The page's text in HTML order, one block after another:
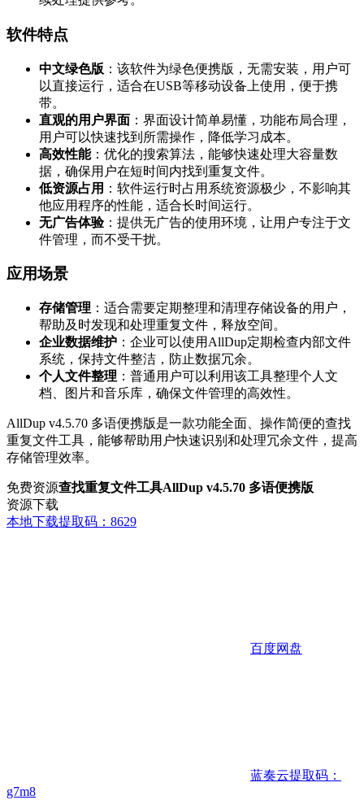
软件特点
中文绿色版 ：该软件为绿色便携版，无需安装，用户可
以直接运行，适合在USB等移动设备上使用，便于携
带。
直观的用户界面 ：界面设计简单易懂，功能布局合理，
用户可以快速找到所需操作，降低学习成本。
高效性能：优化的搜索算法，能够快速处理大容量数
据，确保用户在短时间内找到重复文件。
低资源占用 ：软件运行时占用系统资源极少，不影响其
他应用程序的性能，适合长时间运行。
无广告体验：提供无广告的使用环境，让用户专注于文
件管理，而不受干扰。
应用场景
存储管理 ：适合需要定期整理和清理存储设备的用户，
帮助及时发现和处理重复文件，释放空间。
企业数据维护 ：企业可以使用AllDup定期检查内部文件
系统，保持文件整洁，防止数据冗余。
个人文件整理 ：普通用户可以利用该工具整理个人文
档、图片和音乐库，确保文件管理的高效性。
AllDup v4.5.70 多语便携版是一款功能全面、操作简便的查找
重复文件工具，能够帮助用户快速识别和处理冗余文件，提高
存储管理效率。
免费资源查找重复文件工具AllDup v4.5.70 多语便携版
资源下载
本地下载提取码：8629
百度网盘
蓝奏云提取码：
g7m8